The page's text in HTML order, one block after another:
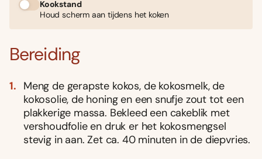
Kookstand
Houd scherm aan tijdens het koken
Bereiding
Meng de gerapste kokos, de kokosmelk, de
kokosolie, de honing en een snufje zout tot een
plakkerige massa. Bekleed een cakeblik met
vershoudfolie en druk er het kokosmengsel
stevig in aan. Zet ca. 40 minuten in de diepvries.